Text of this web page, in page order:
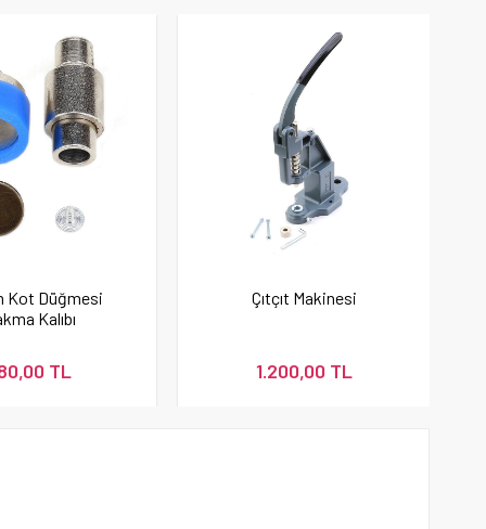
Kot Düğmesi
Kalıbı
TL
Çıtçıt Makinesi
1.200,00 TL